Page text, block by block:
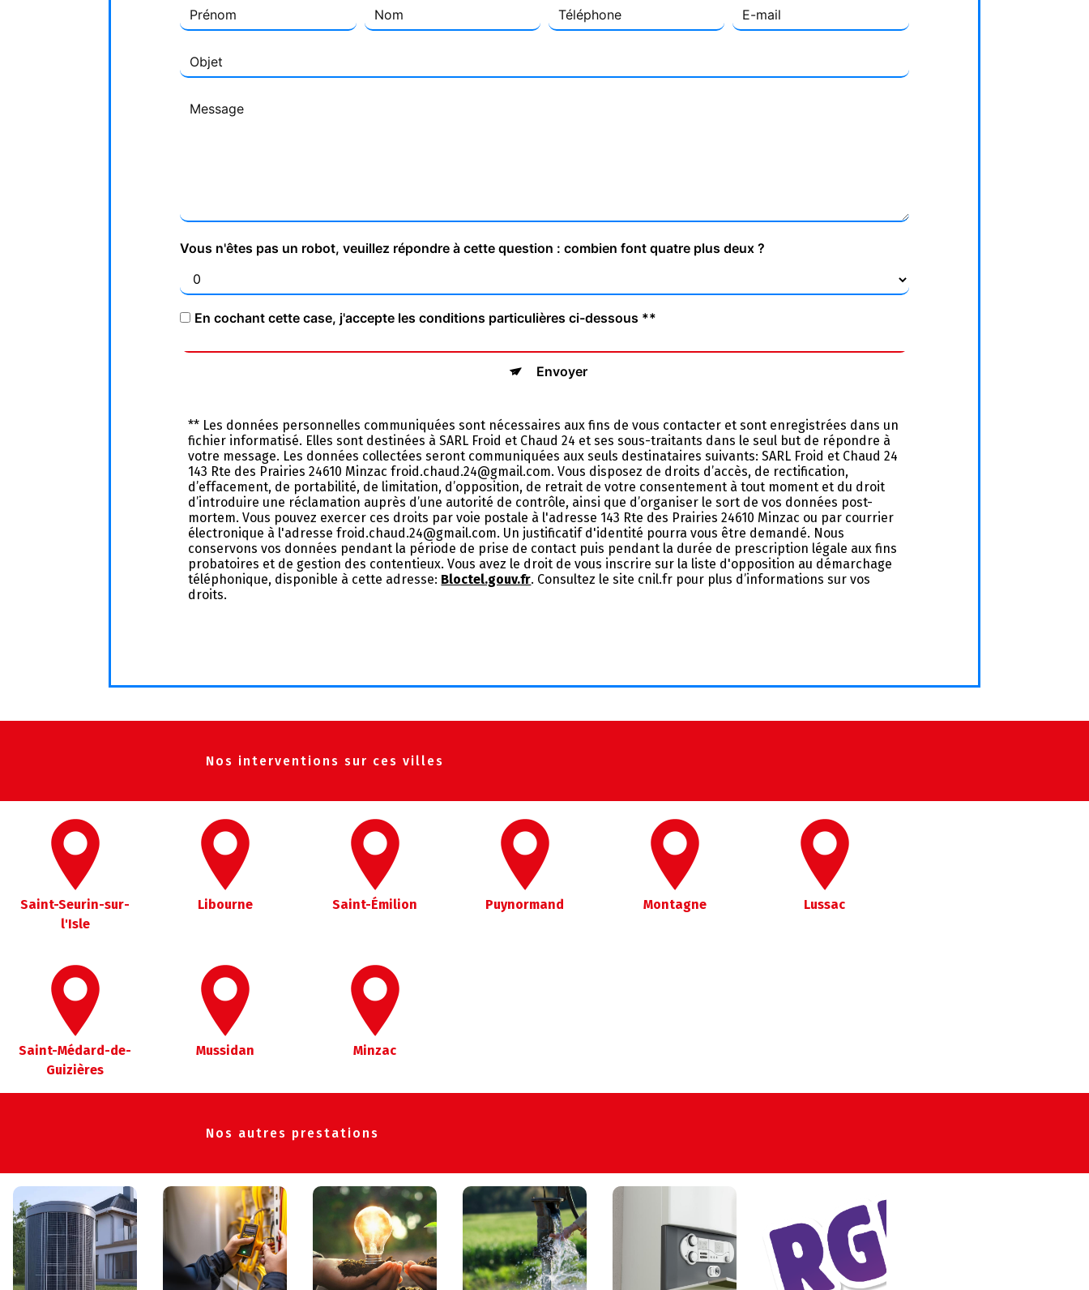
Vous n'êtes pas un robot, veuillez répondre à cette question : combien font quatre plus deux ?
En cochant cette case, j'accepte les conditions particulières ci-dessous **
Envoyer
** Les données personnelles communiquées sont nécessaires aux fins de vous contacter et sont enregistrées dans un
fichier informatisé. Elles sont destinées à SARL Froid et Chaud 24 et ses sous-traitants dans le seul but de répondre à
votre message. Les données collectées seront communiquées aux seuls destinataires suivants: SARL Froid et Chaud 24
143 Rte des Prairies 24610 Minzac froid.chaud.24@gmail.com. Vous disposez de droits d’accès, de rectification,
d’effacement, de portabilité, de limitation, d’opposition, de retrait de votre consentement à tout moment et du droit
d’introduire une réclamation auprès d’une autorité de contrôle, ainsi que d’organiser le sort de vos données post-
mortem. Vous pouvez exercer ces droits par voie postale à l'adresse 143 Rte des Prairies 24610 Minzac ou par courrier
électronique à l'adresse froid.chaud.24@gmail.com. Un justificatif d'identité pourra vous être demandé. Nous
conservons vos données pendant la période de prise de contact puis pendant la durée de prescription légale aux fins
probatoires et de gestion des contentieux. Vous avez le droit de vous inscrire sur la liste d'opposition au démarchage
téléphonique, disponible à cette adresse: Bloctel.gouv.fr. Consultez le site cnil.fr pour plus d’informations sur vos
droits.
Nos interventions sur ces villes
Saint-Seurin-sur-
l'Isle
Libourne Saint-Émilion Puynormand Montagne Lussac
Saint-Médard-de-
Guizières
Mussidan Minzac
Nos autres prestations